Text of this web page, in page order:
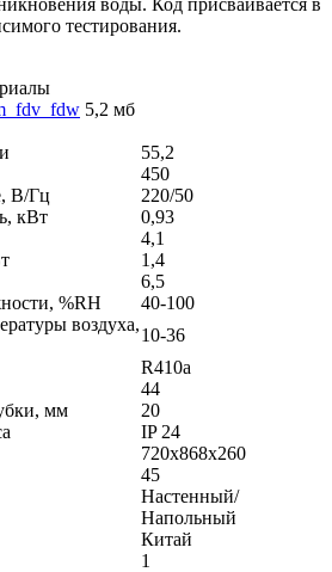
тестирования.
5,2 мб
55,2
450
В/Гц
220/50
кВт
0,93
4,1
1,4
6,5
%RH
40-100
воздуха,
10-36
R410a
44
мм
20
IP 24
720x868x260
45
Настенный/
Напольный
Китай
1